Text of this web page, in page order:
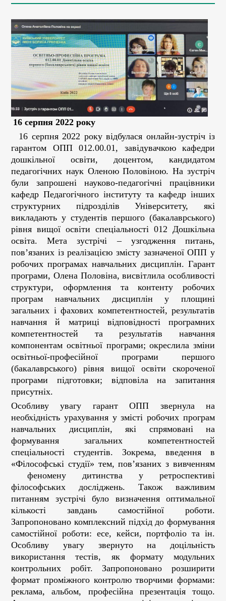
16 серпня 2022 року
16 серпня 2022 року відбулася онлайн-зустріч із
гарантом ОПП 012.00.01, завідувачкою кафедри
дошкільної освіти, доцентом, кандидатом
педагогічних наук Оленою Половіною. На зустріч
були запрошені науково-педагогічні працівники
кафедр Педагогічного інституту та кафедр інших
структурних підрозділів Університету, які
викладають у студентів першого (бакалаврського)
рівня вищої освіти спеціальності 012 Дошкільна
освіта. Мета зустрічі – узгодження питань,
пов’язаних із реалізацією змісту зазначеної ОПП у
робочих програмах навчальних дисциплін. Гарант
програми, Олена Половіна, висвітлила особливості
структури, оформлення та контенту робочих
програм навчальних дисциплін у площині
загальних і фахових компетентностей, результатів
навчання й матриці відповідності програмних
компетентностей та результатів навчання
компонентам освітньої програми; окреслила зміни
освітньої-професійної програми першого
(бакалаврського) рівня вищої освіти скороченої
програми підготовки; відповіла на запитання
присутніх.
Особливу увагу гарант ОПП звернула на
необхідність урахування у змісті робочих програм
навчальних дисциплін, які спрямовані на
формування загальних компетентностей
спеціальності студентів. Зокрема, введення в
«Філософські студії» тем, пов’язаних з вивченням
феномену дитинства у ретроспективі
філософських досліджень. Також важливим
питанням зустрічі було визначення оптимальної
кількості завдань самостійної роботи.
Запропоновано комплексний підхід до формування
самостійної роботи: есе, кейси, портфоліо та ін.
Особливу увагу звернуто на доцільність
використання тестів, як формату модульних
контрольних робіт. Запропоновано розширити
формат проміжного контролю творчими формами:
реклама, альбом, професійна презентація тощо.